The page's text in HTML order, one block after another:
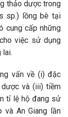
thảo dược trong
sp.) lồng bè tại
cung cấp những
việc sử dụng
lai.
vấn về (i) đặc
và (iii) tiềm
tỉ lệ hộ đang sử
và An Giang lần